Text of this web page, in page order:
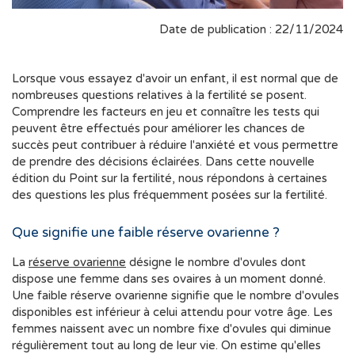
Date de publication : 22/11/2024
Lorsque vous essayez d'avoir un enfant, il est normal que de
nombreuses questions relatives à la fertilité se posent.
Comprendre les facteurs en jeu et connaître les tests qui
peuvent être effectués pour améliorer les chances de
succès peut contribuer à réduire l'anxiété et vous permettre
de prendre des décisions éclairées. Dans cette nouvelle
édition du Point sur la fertilité, nous répondons à certaines
des questions les plus fréquemment posées sur la fertilité.
Que signifie une faible réserve ovarienne ?
La réserve ovarienne
dispose une femme dans ses ovaires à un moment donné.
Une faible réserve ovarienne signifie que le nombre d'ovules
disponibles est inférieur à celui attendu pour votre âge. Les
femmes naissent avec un nombre fixe d'ovules qui diminue
régulièrement tout au long de leur vie. On estime qu'elles